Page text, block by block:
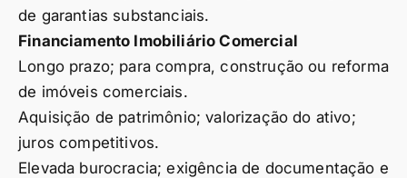
de garantias substanciais.
Financiamento Imobiliário Comercial
Longo prazo; para compra, construção ou reforma
de imóveis comerciais.
Aquisição de patrimônio; valorização do ativo;
juros competitivos.
Elevada burocracia; exigência de documentação e